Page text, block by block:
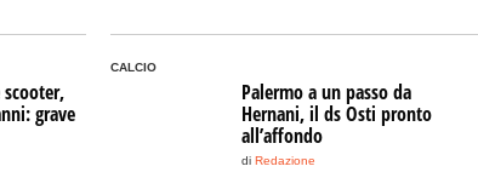
grave
CALCIO
Palermo a un passo da
Hernani, il ds Osti pronto
all’affondo
diRedazione